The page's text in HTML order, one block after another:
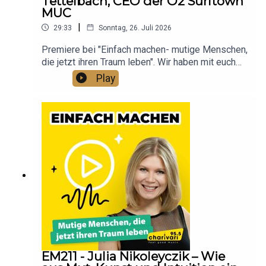
ausmacht.
MUC
29:33 | Sonntag, 26. Juli 2026
Premiere bei "Einfach machen- mutige Menschen,
die jetzt ihren Traum leben". Wir haben mit euch
bei Surf & Sound in der O₂ Surftown MUC die
coolste Sommerparty des Jahres gefeiert. Ein
Highlight: Der Live Podcast mit O2 Surftown Muc
Gründer Chris Boehm-Tettelbach. Susanne spricht
mit ihm über Mut, über Entscheidungen,
Rückschläge und was es wirklich bedeutet, den
eigenen Traum zu leben.
Play
EM211 - Julia Nikoleyczik – Wie